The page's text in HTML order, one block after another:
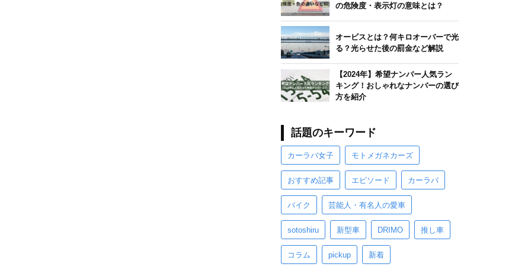
の危険度・表示灯の意味とは？
オービスとは？何キロオーバーで光
る？光らせた後の罰金など解説
【2024年】希望ナンバー人気ラン
キング！おしゃれなナンバーの選び
方を紹介
話題のキーワード
カーラバ女子 モトメガネカーズ
おすすめ記事 エピソード カーラバ
バイク 芸能人・有名人の愛車
sotoshiru 新型車 DRIMO 推し車
コラム pickup 新着